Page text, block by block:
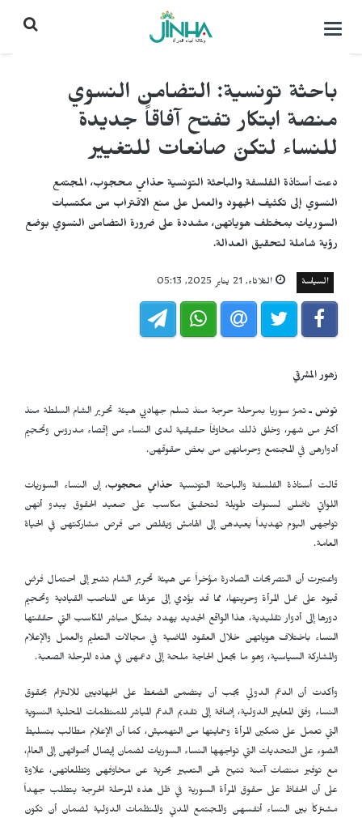
التحكم
باحثة تونسية: التضامن النسوي
منصة ابتكار تفتح آفاقاً جديدة
للنساء لتكنّ صانعات للتغيير
دعت أستاذة الفلسفة والباحثة التونسية حذامي محجوب، المجتمع
النسوي إلى تكثيف الجهود والعمل على منع الاقتراب من مكتسبات
السوريات بمختلف هوياتهن، مشددة على ضرورة التضامن النسوي بوضع
رؤية شاملة لتحقيق العدالة.
السياسة الثلاثاء, 21 يناير 2025, 05:13
زهور المشرقي
تونس ـتمرُ سوريا بمرحلة حرجة منذ تسلم جهاديي هيئة تحرير الشام السلطة منذ
أكثر من شهر، وخلق ذلك مخاوفاً حقيقية لدى النساء من إقصاء مدروس وتحجيم
أدوارهن في المجتمع وحرمانهن من بعض حقوقهن.
قالت أستاذة الفلسفة والباحثة التونسية حذامي محجوب، إن النساء السوريات
اللواتي ناضلن لسنوات طويلة لتحقيق مكاسب على صعيد الحقوق يبدو أنهن
تواجهن اليوم تهديداً يعيدهن إلى الهامش ويقلص من فرص مشاركتهن في الحياة
العامة.
واعتبرت أن التصريحات الصادرة مؤخراً عن هيئة تحرير الشام تشير إلى احتمال فرض
قيود على عمل المرأة وحريتها، مما قد يؤدي إلى عزلها عن المناصب القيادية وتحجيم
دورها إلى أدوار تقليدية، هذا الواقع الجديد يهدد بشكل مباشر المكاسب التي حققتها
النساء باختلاف هوياتهن خلال العقود الماضية في مجالات التعليم والعمل والإعلام
والمشاركة السياسية، وهو ما يجعل الحاجة ملحة إلى دعمهن في هذه المرحلة الصعبة.
وأكدت أن الدعم الدولي يجب أن يتضمن الضغط على الجهاديين للالتزام بحقوق
النساء وفق المعايير الدولية، إضافة إلى تقديم الدعم المباشر للمنظمات المحلية النسوية
التي تعمل على تمكين المرأة وحمايتها من التهميش، كما أن الإعلام مطالب بتسليط
الضوء على التحديات التي تواجهها النساء السوريات لضمان إيصال أصواتهن إلى العالم،
مع توفير منصات آمنة تتيح لهن التعبير بحرية عن مخاوفهن وتطلعاتهن، علاوة
على أن الحفاظ على حقوق المرأة السورية في ظل هذه المرحلة الحرجة يتطلب جهداً
مشتركاً بين النساء أنفسهن والمجتمع المدني والمنظمات الدولية لضمان أن تكون